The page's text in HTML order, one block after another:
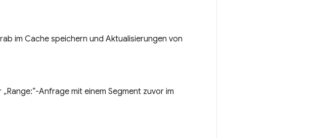
im Cache speichern und Aktualisierungen von
Anfrage mit einem Segment zuvor im